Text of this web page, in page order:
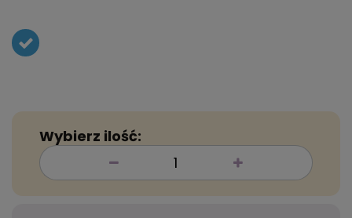
Wybierz ilość: